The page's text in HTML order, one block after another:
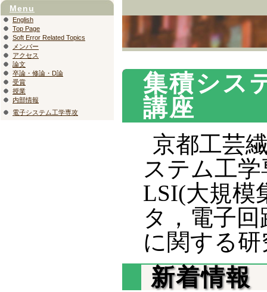
集積シス
講座
京都工芸
ステム工
LSI(大規模
タ，電子
に関する
新着情報
Menu
English
Top Page
Soft Error Related Topics
メンバー
アクセス
論文
卒論・修論・D論
受賞
授業
内部情報
電子システム工学専攻